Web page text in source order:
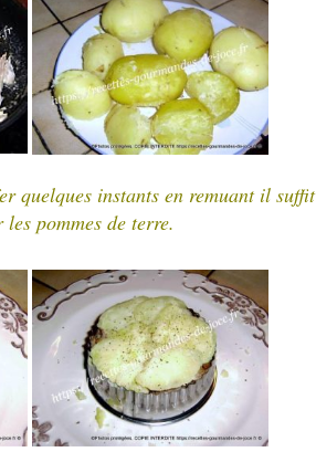
quelques instants en remuant il suffit
pommes de terre.